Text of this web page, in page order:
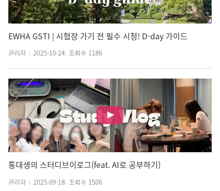
EWHA GSTI | 시험장 가기 전 필수 시청! D-day 가이드
관리자 2025-10-24 조회수 1186
통대생의 스터디브이로그(feat. AI로 공부하기)
관리자 2025-09-18 조회수 1506